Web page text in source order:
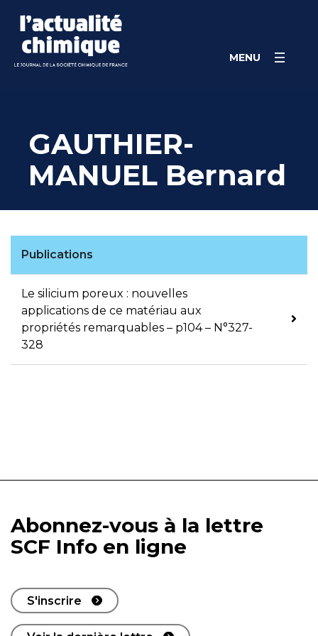
content
MENU
GAUTHIER-
MANUEL Bernard
Publications
Le silicium poreux : nouvelles
applications de ce matériau aux
propriétés remarquables – p104 – N°327-
328
Abonnez-vous à la lettre
SCF Info en ligne
S'inscrire